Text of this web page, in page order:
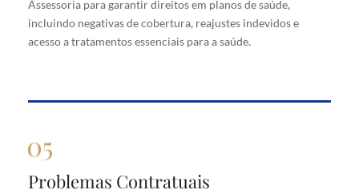
Assessoria para garantir direitos em planos de saúde,
incluindo negativas de cobertura, reajustes indevidos e
acesso a tratamentos essenciais para a saúde.
indevidos e acesso a tratamentos essenciais para a
saúde.
Problemas Contratuais
Problemas Contratuais